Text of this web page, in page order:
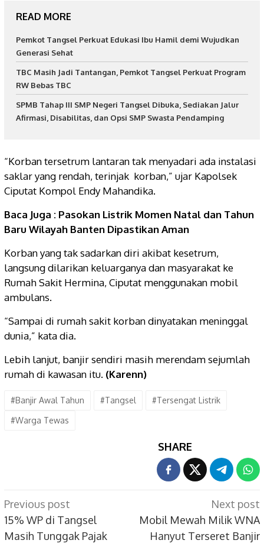
READ MORE
Pemkot Tangsel Perkuat Edukasi Ibu Hamil demi Wujudkan
Generasi Sehat
TBC Masih Jadi Tantangan, Pemkot Tangsel Perkuat Program
RW Bebas TBC
SPMB Tahap III SMP Negeri Tangsel Dibuka, Sediakan Jalur
Afirmasi, Disabilitas, dan Opsi SMP Swasta Pendamping
“Korban tersetrum lantaran tak menyadari ada instalasi
saklar yang rendah, terinjak korban,” ujar Kapolsek
Ciputat Kompol Endy Mahandika.
Baca Juga : Pasokan Listrik Momen Natal dan Tahun
Baru Wilayah Banten Dipastikan Aman
Korban yang tak sadarkan diri akibat kesetrum,
langsung dilarikan keluarganya dan masyarakat ke
Rumah Sakit Hermina, Ciputat menggunakan mobil
ambulans.
“Sampai di rumah sakit korban dinyatakan meninggal
dunia,” kata dia.
Lebih lanjut, banjir sendiri masih merendam sejumlah
rumah di kawasan itu. (Karenn)
#Banjir Awal Tahun #Tangsel
#Tersengat Listrik
#Warga Tewas
SHARE
Post
navigation
Previous post
15% WP di Tangsel
Masih Tunggak Pajak
Next post
Mobil Mewah Milik WNA
Hanyut Terseret Banjir